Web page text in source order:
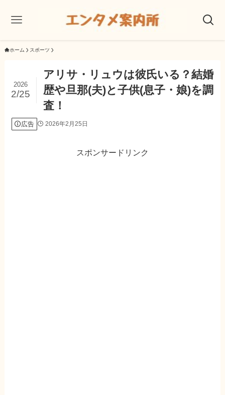
ホーム スポーツ
アリサ・リュウは彼氏いる？結婚
歴や旦那(夫)と子供(息子・娘)を調
査！
2026
2/25
広告 2026年2月25日
スポンサードリンク